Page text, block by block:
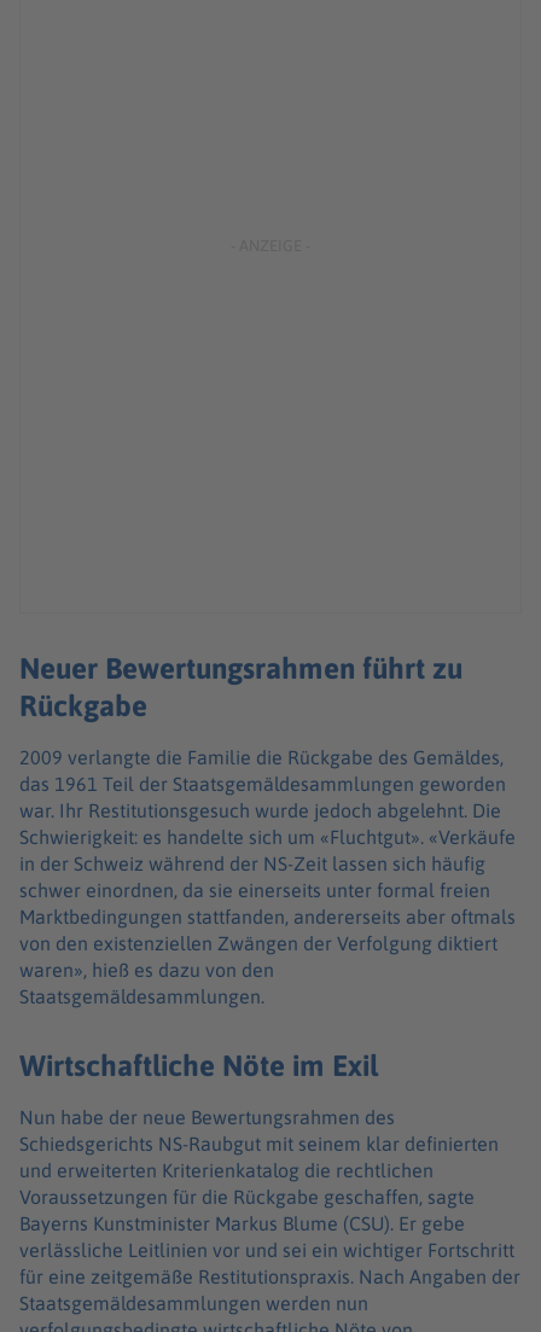
Neuer Bewertungsrahmen führt zu
Rückgabe
2009 verlangte die Familie die Rückgabe des Gemäldes,
das 1961 Teil der Staatsgemäldesammlungen geworden
war. Ihr Restitutionsgesuch wurde jedoch abgelehnt. Die
Schwierigkeit: es handelte sich um «Fluchtgut». «Verkäufe
in der Schweiz während der NS-Zeit lassen sich häufig
schwer einordnen, da sie einerseits unter formal freien
Marktbedingungen stattfanden, andererseits aber oftmals
von den existenziellen Zwängen der Verfolgung diktiert
waren», hieß es dazu von den
Staatsgemäldesammlungen.
Wirtschaftliche Nöte im Exil
Nun habe der neue Bewertungsrahmen des
Schiedsgerichts NS-Raubgut mit seinem klar definierten
und erweiterten Kriterienkatalog die rechtlichen
Voraussetzungen für die Rückgabe geschaffen, sagte
Bayerns Kunstminister Markus Blume (CSU). Er gebe
verlässliche Leitlinien vor und sei ein wichtiger Fortschritt
für eine zeitgemäße Restitutionspraxis. Nach Angaben der
Staatsgemäldesammlungen werden nun